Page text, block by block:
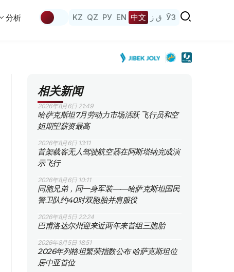
分析 KZ QZ РУ EN 中文 ق ز ЎЗ
相关新闻
2026年8月6日 21:49
哈萨克斯坦7月劳动力市场活跃 飞行员和空
姐期望薪资最高
2026年8月6日 13:11
首架载客无人驾驶航空器在阿斯塔纳完成演
示飞行
2026年8月6日 10:11
同胞兄弟，同一身军装——哈萨克斯坦国民
警卫队约40对双胞胎并肩服役
2026年8月5日 22:24
巴甫洛达尔州迎来近两年来首组三胞胎
2026年8月5日 18:51
2026年列格坦繁荣指数公布 哈萨克斯坦位
居中亚首位